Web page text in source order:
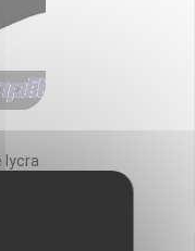
lycra